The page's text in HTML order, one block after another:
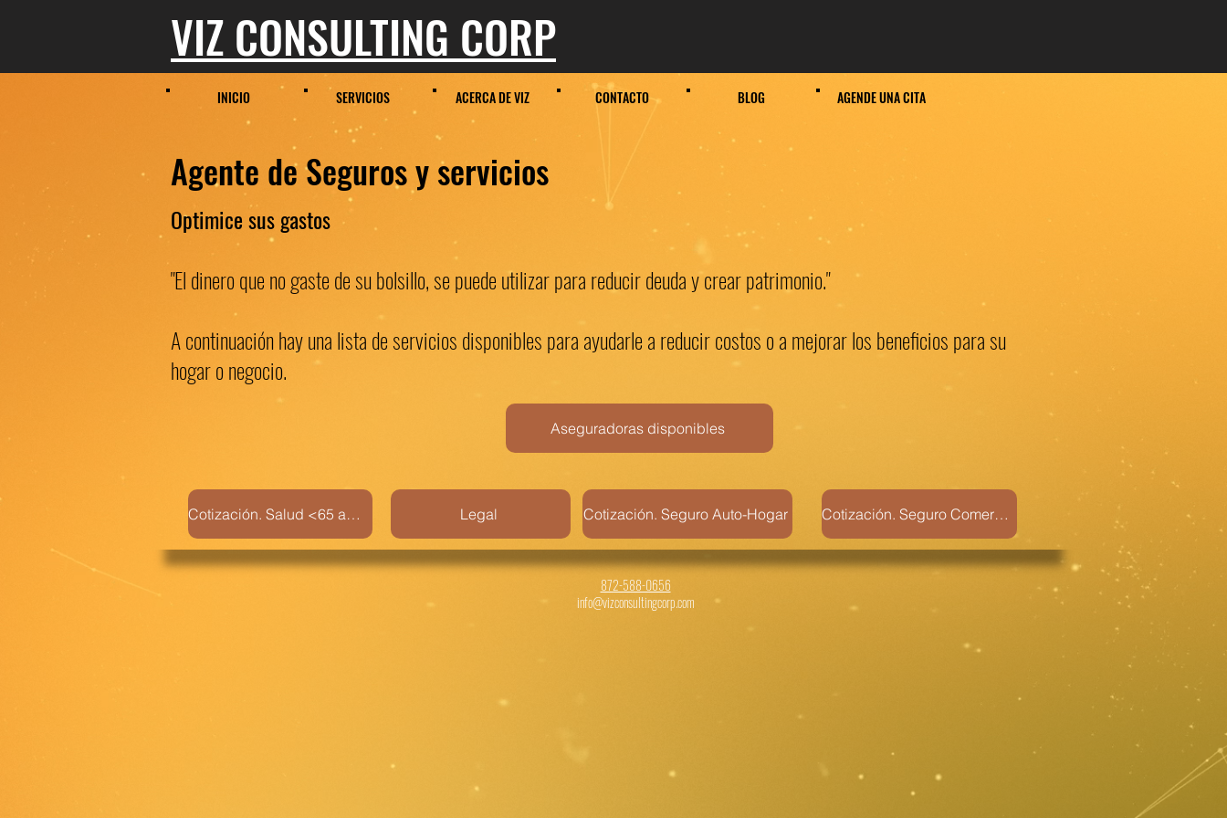
VIZ CONSULTING CORP
ACERCA DE VIZ
SERVICIOS
INICIO CONTACTO BLOG AGENDE UNA CITA
Agente de Seguros y servicios
Optimice sus gastos
"El dinero que no gaste de su bolsillo, se puede utilizar para reducir deuda y crear patrimonio."
A continuación hay una lista de servicios disponibles para ayudarle a reducir costos o a mejorar los beneficios para su
hogar o negocio.
Aseguradoras disponibles
Cotización. Salud <65 años Legal Cotización. Seguro Auto-Hogar Cotización. Seguro Comercio
872-588-0656
info@vizconsultingcorp.com